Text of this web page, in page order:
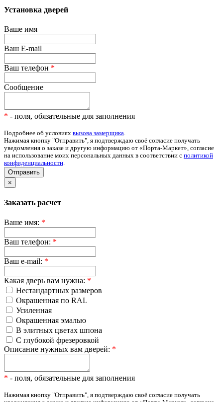
Установка дверей
Ваше имя
Ваш E-mail
Ваш телефон *
Сообщение
* - поля, обязательные для заполнения
Подробнее об условиях вызова замерщика.
Нажимая кнопку "Отправить", я подтверждаю своё согласие получать
уведомления о заказе и другую информацию от «Порта-Маркет», согласие
на использование моих персональных данных в соответствии с политикой
конфиденциальности.
Отправить
×
Заказать расчет
Ваше имя: *
Ваш телефон: *
Ваш e-mail: *
Какая дверь вам нужна: *
Нестандартных размеров
Окрашенная по RAL
Усиленная
Окрашенная эмалью
В элитных цветах шпона
С глубокой фрезеровкой
Описание нужных вам дверей: *
* - поля, обязательные для заполнения
Нажимая кнопку "Отправить", я подтверждаю своё согласие получать